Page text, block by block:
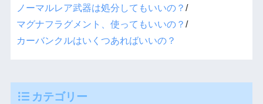
ノーマルレア武器は処分してもいいの？ /
マグナフラグメント、使ってもいいの？ /
カーバンクルはいくつあればいいの？
カテゴリー